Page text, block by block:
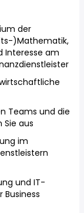
der
)Mathematik,
Interesse am
Teams und die
aus
im
und IT-